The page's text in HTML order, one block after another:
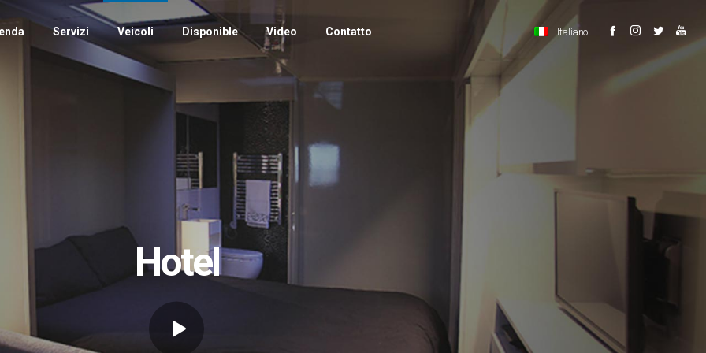
Italiano
Servizi Veicoli Disponible Video Contatto
Hotel